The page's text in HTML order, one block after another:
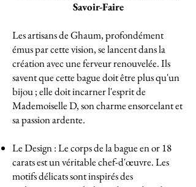
Savoir-Faire
Les artisans de Ghaum, profondément
émus par cette vision, se lancent dans la
création avec une ferveur renouvelée. Ils
savent que cette bague doit être plus qu'un
bijou ; elle doit incarner l'esprit de
Mademoiselle D, son charme ensorcelant et
sa passion ardente.
Le Design : Le corps de la bague en or 18
carats est un véritable chef-d'œuvre. Les
motifs délicats sont inspirés des